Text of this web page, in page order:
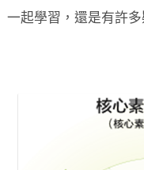
一起學習，還是有許多